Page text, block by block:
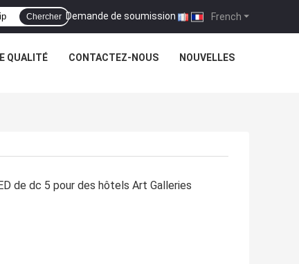
French
Demande de soumission |
Chercher
QUALITÉ CONTACTEZ-NOUS NOUVELLES
de dc 5 pour des hôtels Art Galleries